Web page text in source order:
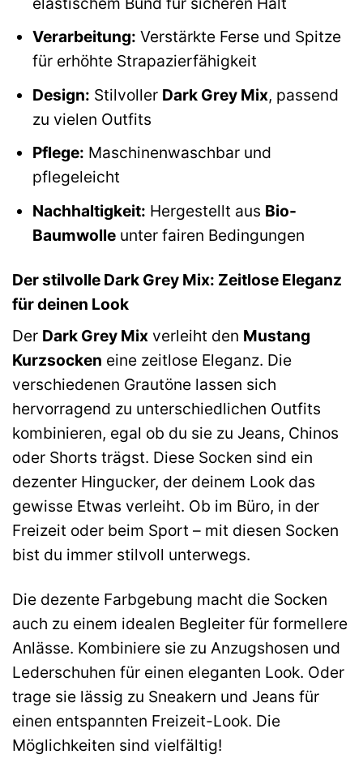
Verarbeitung: Verstärkte Ferse und Spitze
für erhöhte Strapazierfähigkeit
Design: Stilvoller Dark Grey Mix, passend
zu vielen Outfits
Pflege: Maschinenwaschbar und
pflegeleicht
Nachhaltigkeit: Hergestellt aus Bio-
Baumwolleunter fairen Bedingungen
Der stilvolle Dark Grey Mix: Zeitlose Eleganz
für deinen Look
Der Dark Grey Mix verleiht den Mustang
Kurzsocken eine zeitlose Eleganz. Die
verschiedenen Grautöne lassen sich
hervorragend zu unterschiedlichen Outfits
kombinieren, egal ob du sie zu Jeans, Chinos
oder Shorts trägst. Diese Socken sind ein
dezenter Hingucker, der deinem Look das
gewisse Etwas verleiht. Ob im Büro, in der
Freizeit oder beim Sport – mit diesen Socken
bist du immer stilvoll unterwegs.
Die dezente Farbgebung macht die Socken
auch zu einem idealen Begleiter für formellere
Anlässe. Kombiniere sie zu Anzugshosen und
Lederschuhen für einen eleganten Look. Oder
trage sie lässig zu Sneakern und Jeans für
einen entspannten Freizeit-Look. Die
Möglichkeiten sind vielfältig!